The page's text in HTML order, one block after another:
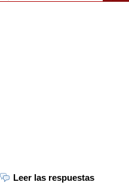
Leer las respuestas